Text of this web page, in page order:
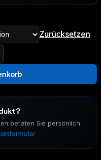
Zurücksetzen
beraten Sie persönlich.